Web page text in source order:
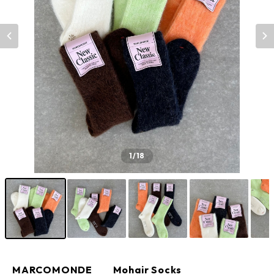
1/18
MARCOMONDE Mohair Socks